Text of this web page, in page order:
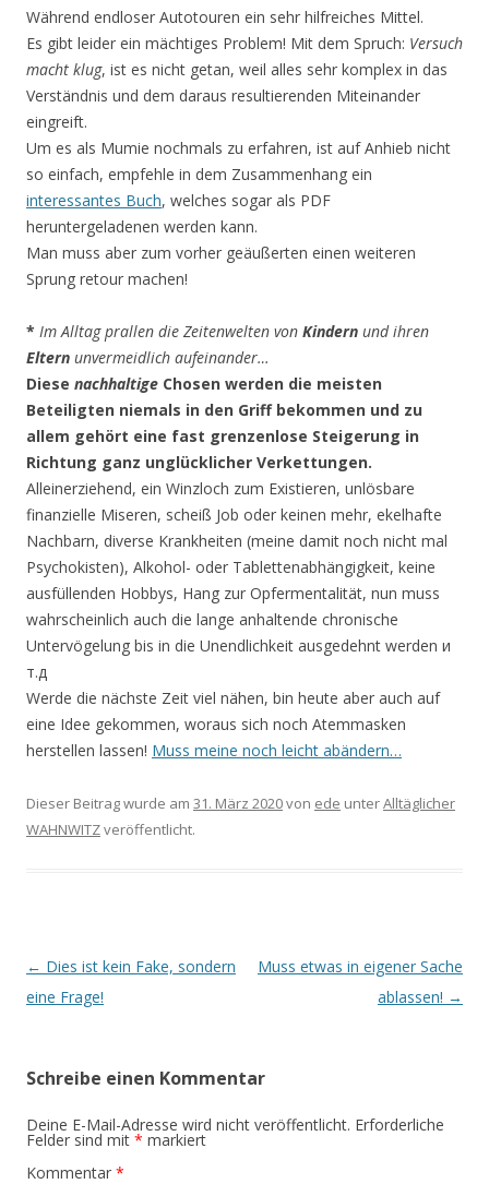
Während endloser Autotouren ein sehr hilfreiches Mittel.
Es gibt leider ein mächtiges Problem! Mit dem Spruch: Versuch
macht klug, ist es nicht getan, weil alles sehr komplex in das
Verständnis und dem daraus resultierenden Miteinander
eingreift.
Um es als Mumie nochmals zu erfahren, ist auf Anhieb nicht
so einfach, empfehle in dem Zusammenhang ein
interessantes Buch, welches sogar als PDF
heruntergeladenen werden kann.
Man muss aber zum vorher geäußerten einen weiteren
Sprung retour machen!
* Im Alltag prallen die Zeitenwelten von Kindern und ihren
Eltern unvermeidlich aufeinander…
Diese nachhaltige Chosen werden die meisten
Beteiligten niemals in den Griff bekommen und zu
allem gehört eine fast grenzenlose Steigerung in
Richtung ganz unglücklicher Verkettungen.
Alleinerziehend, ein Winzloch zum Existieren, unlösbare
finanzielle Miseren, scheiß Job oder keinen mehr, ekelhafte
Nachbarn, diverse Krankheiten (meine damit noch nicht mal
Psychokisten), Alkohol- oder Tablettenabhängigkeit, keine
ausfüllenden Hobbys, Hang zur Opfermentalität, nun muss
wahrscheinlich auch die lange anhaltende chronische
Untervögelung bis in die Unendlichkeit ausgedehnt werden и
т.д
Werde die nächste Zeit viel nähen, bin heute aber auch auf
eine Idee gekommen, woraus sich noch Atemmasken
herstellen lassen! Muss meine noch leicht abändern…
Dieser Beitrag wurde am 31. März 2020von ede unterAlltäglicher
WAHNWITZveröffentlicht.
Beitrags-
Navigation
← Dies ist kein Fake, sondern
eine Frage!
Muss etwas in eigener Sache
ablassen! →
Schreibe einen Kommentar
Deine E-Mail-Adresse wird nicht veröffentlicht. Erforderliche
Felder sind mit * markiert
Kommentar *